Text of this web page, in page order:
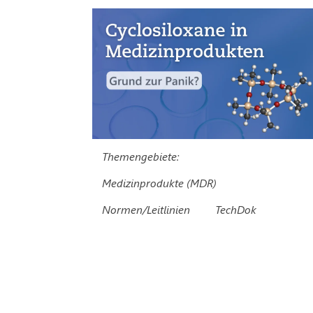
Themengebiete:
Medizinprodukte (MDR)
Normen/Leitlinien
TechDok